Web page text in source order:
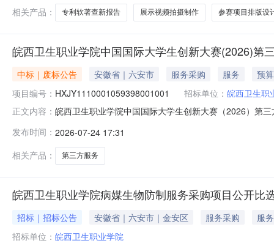
相关产品：
专利软著查新报告 展示视频拍摄制作 参赛项目排版设
皖西卫生职业学院中国国际大学生创新大赛(2026)第
中标｜废标公告 安徽省｜六安市 服务采购 服务
预
项目编号： HXJY1110001059398001001 招标单位： 皖西卫生职
正文内容： 皖西卫生职业学院中国国际大学生创新大赛（2026）第
120000.0元交易方式竞争性磋商交易异常公告标题皖西
2026年07
发布时间： 2026-07-24 17:31
相关产品：
第三方服务
皖西卫生职业学院病媒生物防制服务采购项目公开比
招标｜招标公告 安徽省｜六安市｜金安区 服务采购
服务
招标单位： 皖西卫生职业学院